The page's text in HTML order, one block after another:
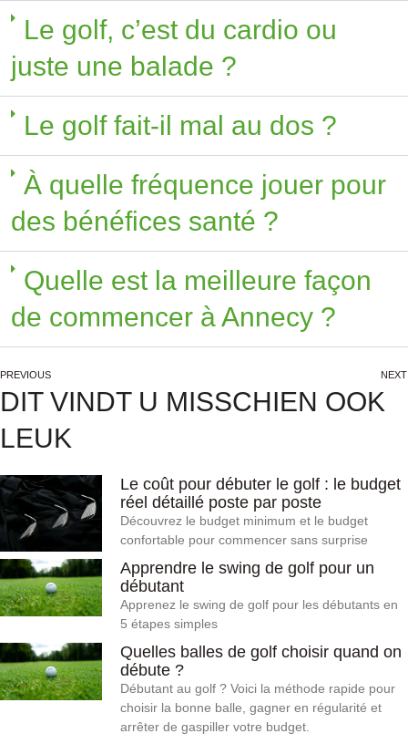
Le golf, c’est du cardio ou
juste une balade ?
Le golf fait-il mal au dos ?
À quelle fréquence jouer pour
des bénéfices santé ?
Quelle est la meilleure façon
de commencer à Annecy ?
PREVIOUS NEXT
DIT VINDT U MISSCHIEN OOK
LEUK
Le coût pour débuter le golf : le budget
réel détaillé poste par poste
Découvrez le budget minimum et le budget
confortable pour commencer sans surprise
Apprendre le swing de golf pour un
débutant
Apprenez le swing de golf pour les débutants en
5 étapes simples
Quelles balles de golf choisir quand on
débute ?
Débutant au golf ? Voici la méthode rapide pour
choisir la bonne balle, gagner en régularité et
arrêter de gaspiller votre budget.